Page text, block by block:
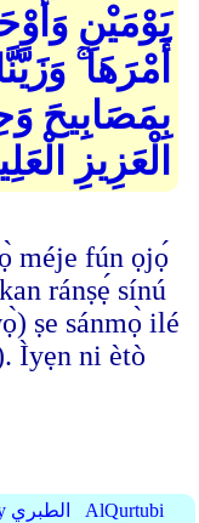
يَوْمَيْنِ
أَمْرَهَا
بِمَصَابِيحَ
الْعَزِيزِ
méje fún ọjọ́
ránṣẹ́ sínú
ṣe sánmọ̀ ilé
Ìyẹn ni ètò
AtTabariy الطبري
AlQurtubi